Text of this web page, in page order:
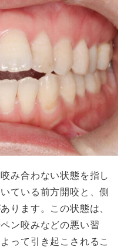
み合わない状態を指し
ている前方開咬と、側
ります。この状態は、
ン咬みなどの悪い習
って引き起こされるこ